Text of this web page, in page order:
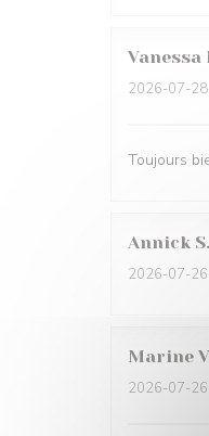
Vanessa
2026-07-28
Toujours
Annick S
2026-07-26
Marine V
2026-07-26